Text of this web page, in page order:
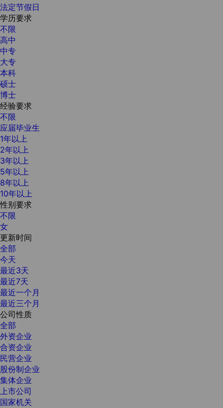
法定节假日
学历要求
不限
高中
中专
大专
本科
硕士
博士
经验要求
不限
应届毕业生
1年以上
2年以上
3年以上
5年以上
8年以上
10年以上
性别要求
不限
女
更新时间
全部
今天
最近3天
最近7天
最近一个月
最近三个月
公司性质
全部
外资企业
合资企业
民营企业
股份制企业
集体企业
上市公司
国家机关